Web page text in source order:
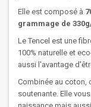
Elle est composé à
grammage de
Le Tencel est une
100% naturelle et
aussi l'avantage
Combinée au coton,
soutenante. Elle